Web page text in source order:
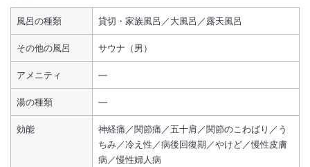
風呂の種類 貸切・家族風呂／大風呂／露天風呂
その他の風呂 サウナ（男）
アメニティ ―
湯の種類 ―
効能
神経痛／関節痛／五十肩／関節のこわばり／う
ちみ／冷え性／病後回復期／やけど／慢性皮膚
病／慢性婦人病